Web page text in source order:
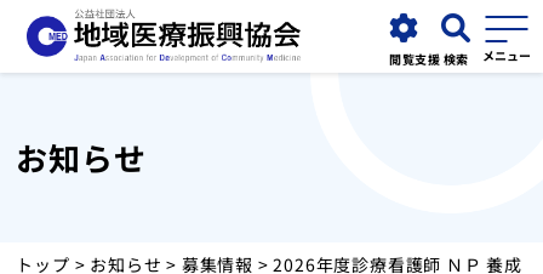
閲覧支援 検索
事業紹介
お知らせ
トップ > お知らせ > 募集情報 > 2026年度診療看護師 ＮＰ 養成